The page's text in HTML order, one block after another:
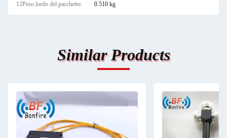
12Peso lordo del pacchetto: 0.510 kg
Similar Products